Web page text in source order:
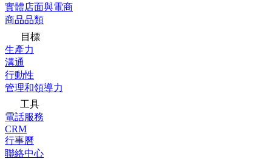
實體店面與電商
商品品類
目標
生產力
溝通
行動性
管理和領導力
工具
電話服務
CRM
行事曆
聯絡中心